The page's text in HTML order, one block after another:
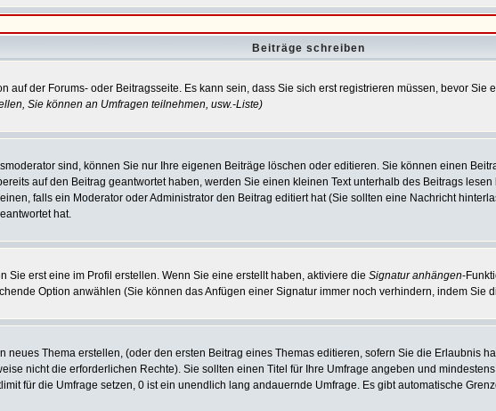
Beiträge schreiben
auf der Forums- oder Beitragsseite. Es kann sein, dass Sie sich erst registrieren müssen, bevor
Sie können an Umfragen teilnehmen, usw.-Liste)
sind, können Sie nur Ihre eigenen Beiträge löschen oder editieren. Sie können einen
auf den Beitrag geantwortet haben, werden Sie einen kleinen Text unterhalb des Beitrags
falls ein Moderator oder Administrator den Beitrag editiert hat (Sie sollten eine Nachricht
hat.
Sie erst eine im Profil erstellen. Wenn Sie eine erstellt haben, aktiviere die Signatur anhängen-
Option anwählen (Sie können das Anfügen einer Signatur immer noch verhindern, indem Sie
neues Thema erstellen, (oder den ersten Beitrag eines Themas editieren, sofern Sie die Erlaubnis
nicht die erforderlichen Rechte). Sie sollten einen Titel für Ihre Umfrage angeben und
für die Umfrage setzen, 0 ist ein unendlich lang andauernde Umfrage. Es gibt automatische